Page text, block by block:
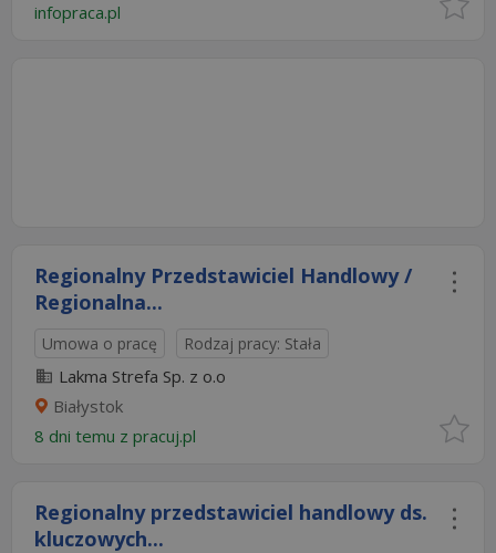
infopraca.pl
Regionalny Przedstawiciel Handlowy /
Regionalna...
Umowa o pracę Rodzaj pracy: Stała
Lakma Strefa Sp. z o.o
Białystok
8 dni temu z pracuj.pl
Regionalny przedstawiciel handlowy ds.
kluczowych...